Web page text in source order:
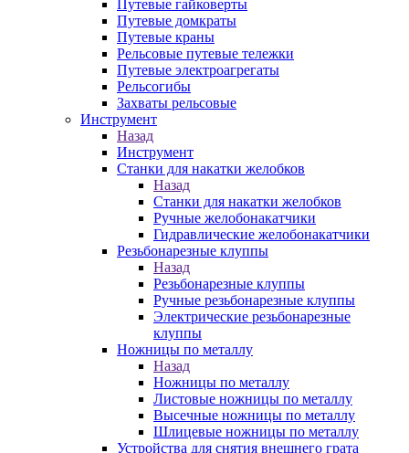
Путевые гайковерты
Путевые домкраты
Путевые краны
Рельсовые путевые тележки
Путевые электроагрегаты
Рельсогибы
Захваты рельсовые
Инструмент
Назад
Инструмент
Станки для накатки желобков
Назад
Станки для накатки желобков
Ручные желобонакатчики
Гидравлические желобонакатчики
Резьбонарезные клуппы
Назад
Резьбонарезные клуппы
Ручные резьбонарезные клуппы
Электрические резьбонарезные
клуппы
Ножницы по металлу
Назад
Ножницы по металлу
Листовые ножницы по металлу
Высечные ножницы по металлу
Шлицевые ножницы по металлу
Устройства для снятия внешнего грата